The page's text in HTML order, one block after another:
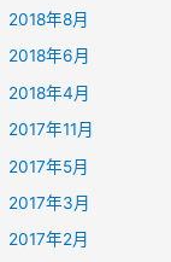
2018年8月
2018年6月
2018年4月
2017年11月
2017年5月
2017年3月
2017年2月